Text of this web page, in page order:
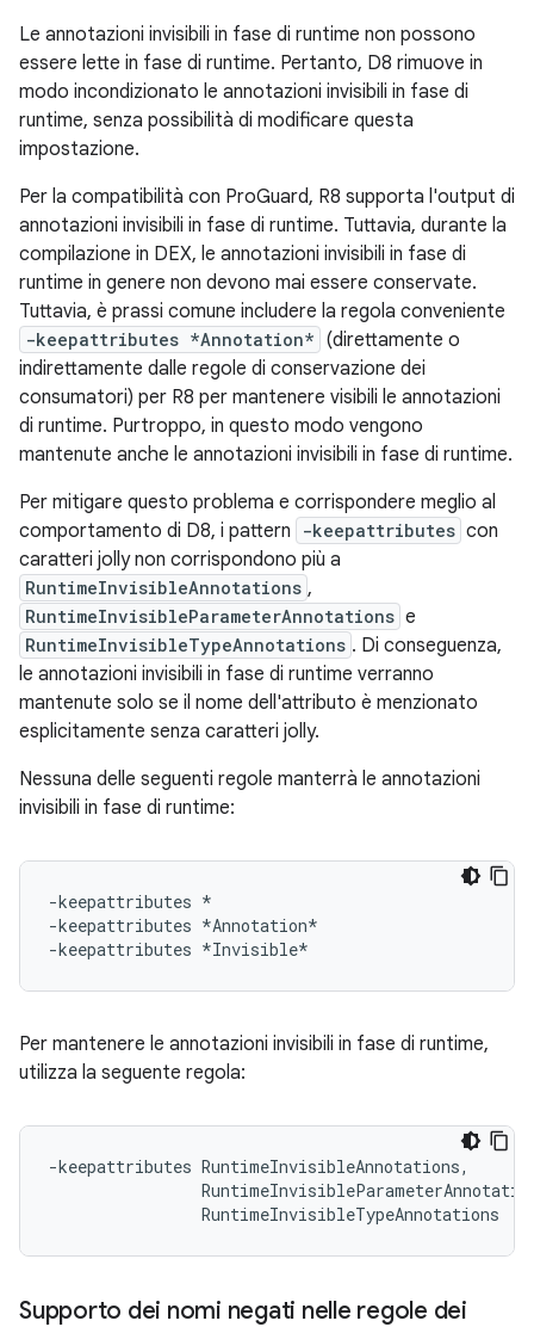
Le annotazioni invisibili in fase di runtime non possono
essere lette in fase di runtime. Pertanto, D8 rimuove in
modo incondizionato le annotazioni invisibili in fase di
runtime, senza possibilità di modificare questa
impostazione.
Per la compatibilità con ProGuard, R8 supporta l'output di
annotazioni invisibili in fase di runtime. Tuttavia, durante la
compilazione in DEX, le annotazioni invisibili in fase di
runtime in genere non devono mai essere conservate.
Tuttavia, è prassi comune includere la regola conveniente
-keepattributes *Annotation* (direttamente o
indirettamente dalle regole di conservazione dei
consumatori) per R8 per mantenere visibili le annotazioni
di runtime. Purtroppo, in questo modo vengono
mantenute anche le annotazioni invisibili in fase di runtime.
Per mitigare questo problema e corrispondere meglio al
comportamento di D8, i pattern
-keepattributes con
caratteri jolly non corrispondono più a
RuntimeInvisibleAnnotations ,
RuntimeInvisibleParameterAnnotations e
RuntimeInvisibleTypeAnnotations . Di conseguenza,
le annotazioni invisibili in fase di runtime verranno
mantenute solo se il nome dell'attributo è menzionato
esplicitamente senza caratteri jolly.
Nessuna delle seguenti regole manterrà le annotazioni
invisibili in fase di runtime:
-keepattributes *
-keepattributes *Annotation*
Per mantenere le annotazioni invisibili in fase di runtime,
utilizza la seguente regola:
-keepattributes RuntimeInvisibleAnnotations,
Supporto dei nomi negati nelle regole dei